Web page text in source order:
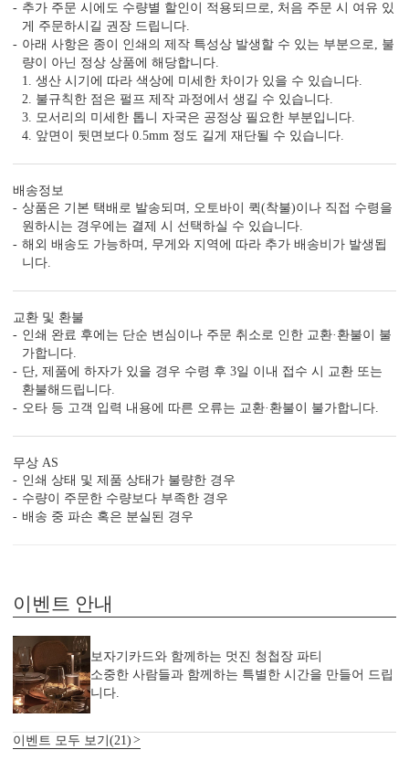
청첩장 ‘더’ 할인받는 법
추가 주문 시에도 수량별 할인이 적용되므로, 처음 주문 시 여유 있
게 주문하시길 권장 드립니다.
아래 사항은 종이 인쇄의 제작 특성상 발생할 수 있는 부분으로, 불
량이 아닌 정상 상품에 해당합니다.
1. 생산 시기에 따라 색상에 미세한 차이가 있을 수 있습니다.
2. 불규칙한 점은 펄프 제작 과정에서 생길 수 있습니다.
3. 모서리의 미세한 톱니 자국은 공정상 필요한 부분입니다.
4. 앞면이 뒷면보다 0.5mm 정도 길게 재단될 수 있습니다.
배송정보
상품은 기본 택배로 발송되며, 오토바이 퀵(착불)이나 직접 수령을
원하시는 경우에는 결제 시 선택하실 수 있습니다.
해외 배송도 가능하며, 무게와 지역에 따라 추가 배송비가 발생됩
니다.
교환 및 환불
인쇄 완료 후에는 단순 변심이나 주문 취소로 인한 교환·환불이 불
가합니다.
단, 제품에 하자가 있을 경우 수령 후 3일 이내 접수 시 교환 또는
환불해드립니다.
오타 등 고객 입력 내용에 따른 오류는 교환·환불이 불가합니다.
무상 AS
인쇄 상태 및 제품 상태가 불량한 경우
수량이 주문한 수량보다 부족한 경우
배송 중 파손 혹은 분실된 경우
이벤트 안내
보자기카드와 함께하는 멋진 청첩장 파티
소중한 사람들과 함께하는 특별한 시간을 만들어 드립
니다.
이벤트 모두 보기(21)